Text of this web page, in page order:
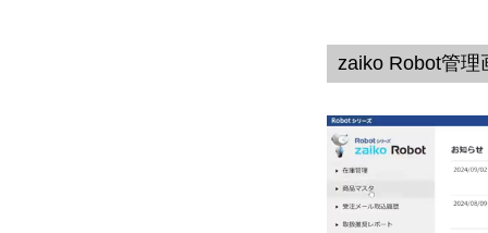
zaiko Robot管理